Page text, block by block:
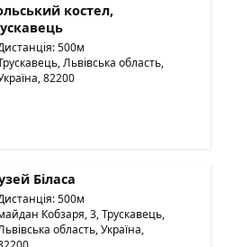
костел,
500м
Львівська область,
82200
Біласа
500м
Кобзаря, 3, Трускавець,
область, Україна,